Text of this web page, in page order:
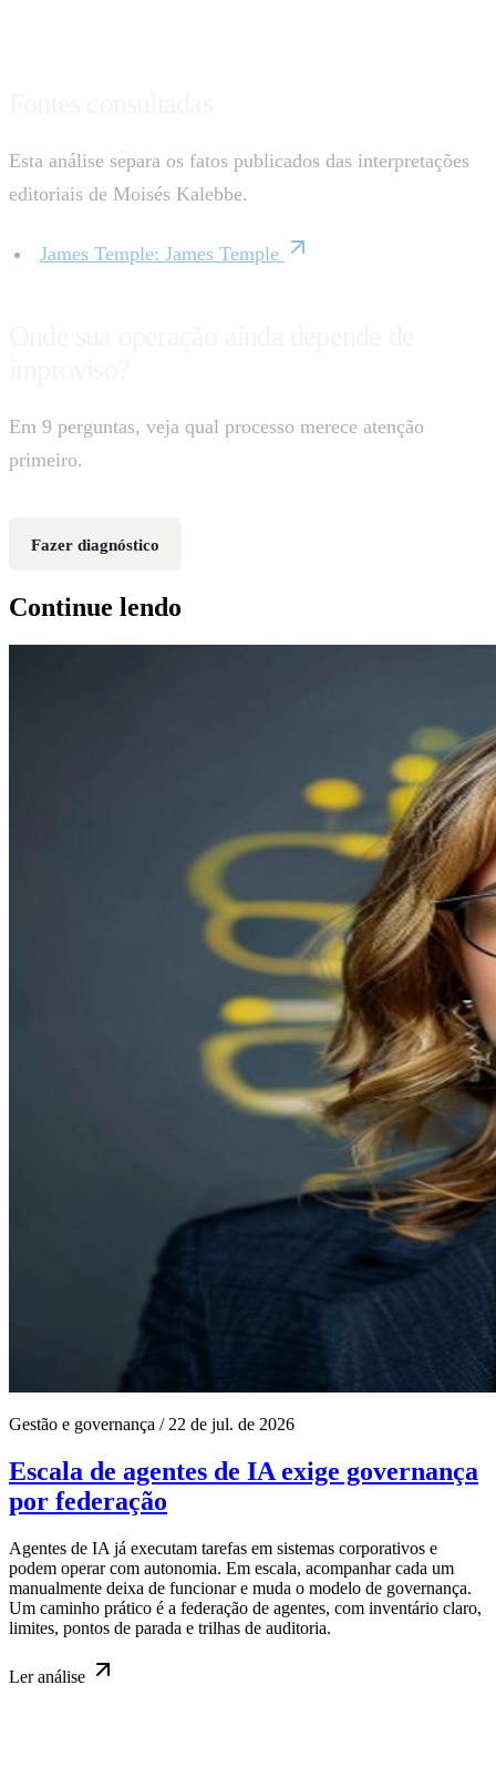
Esta análise separa os fatos publicados das interpretações
editoriais de Moisés Kalebbe.
James Temple: James Temple
Em 9 perguntas, veja qual processo merece atenção
primeiro.
Fazer diagnóstico
Continue lendo
Gestão e governança / 22 de jul. de 2026
Escala de agentes de IA exige governança
por federação
Agentes de IA já executam tarefas em sistemas corporativos e
podem operar com autonomia. Em escala, acompanhar cada um
manualmente deixa de funcionar e muda o modelo de governança.
Um caminho prático é a federação de agentes, com inventário claro,
limites, pontos de parada e trilhas de auditoria.
Leranálise